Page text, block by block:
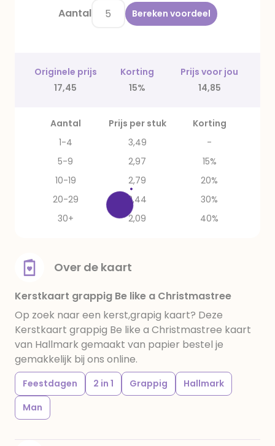
Aantal Bereken voordeel
Originele prijs Korting
Prijs voor jou
17,45
15% 14,85
Aantal Prijs per stuk
Korting
1-4
3,49
-
5-9
2,97
15%
10-19
2,79
20%
20-29
2,44
30%
30+
2,09 40%
Over de kaart
Kerstkaart grappig Be like a Christmastree
Op zoek naar een kerst,grapig kaart? Deze
Kerstkaart grappig Be like a Christmastree kaart
van Hallmark gemaakt van papier bestel je
gemakkelijk bij ons online.
Feestdagen 2 in 1 Grappig
Hallmark
Man